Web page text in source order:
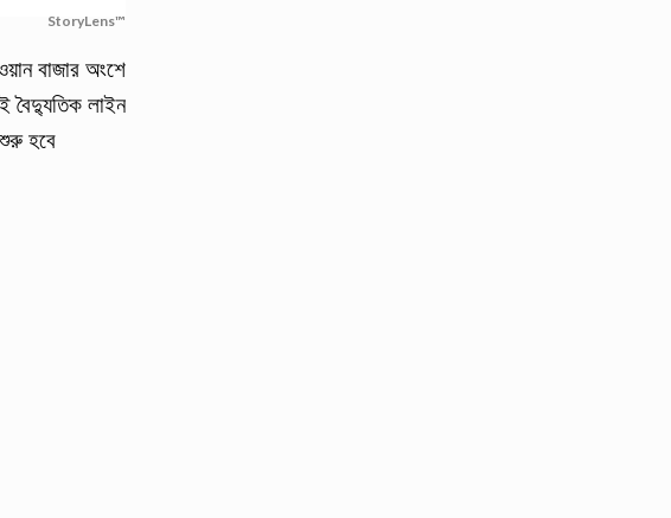
StoryLens™
বাজার অংশে
বৈদ্যুতিক লাইন
হবে